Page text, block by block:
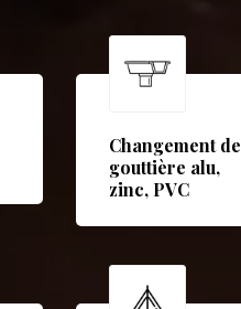
Changement de
gouttière alu,
zinc, PVC